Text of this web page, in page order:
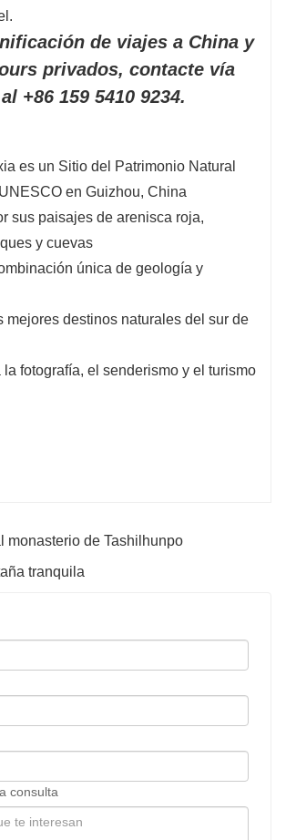
de viajes a China y
privados, contacte vía
+86 159 5410 9234.
es un Sitio del Patrimonio Natural
en Guizhou, China
sus paisajes de arenisca roja,
y cuevas
única de geología y
mejores destinos naturales del sur de
la fotografía, el senderismo y el turismo
monasterio de Tashilhunpo
tranquila
consulta